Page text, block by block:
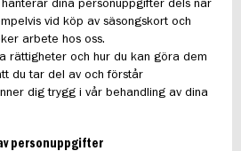
dina personuppgifter dels när
vid köp av säsongskort och
arbete hos oss.
rättigheter och hur du kan göra dem
du tar del av och förstår
dig trygg i vår behandling av dina
personuppgifter